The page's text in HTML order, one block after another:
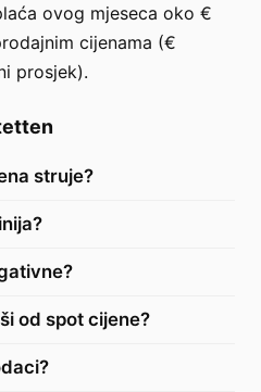
ovog mjeseca oko €
cijenama (€
prosjek).
struje?
od spot cijene?